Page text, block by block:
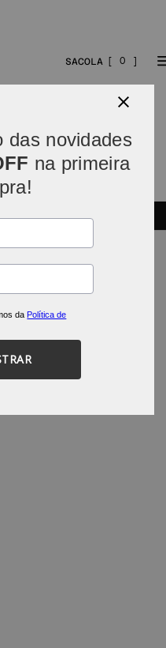
0
das novidades
na primeira
da Política de